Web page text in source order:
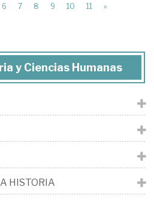
6 7 8 9 10 11 »
y Ciencias Humanas
HISTORIA